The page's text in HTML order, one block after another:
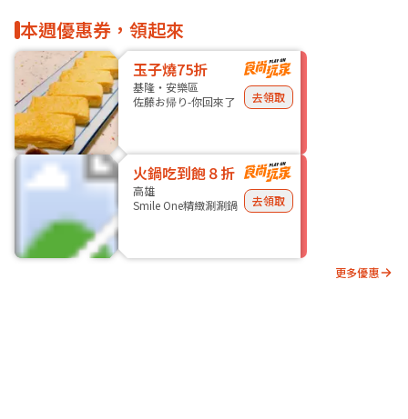
本週優惠券，領起來
玉子燒75折
基隆・安樂區
佐藤お帰り-你回來了
去領取
火鍋吃到飽８折
高雄
Smile One精緻涮涮鍋
去領取
更多優惠